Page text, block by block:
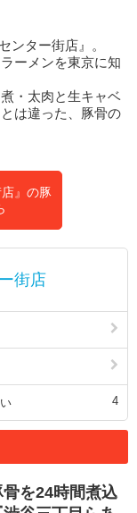
ンター街店』。
ーメンを東京に知
・太肉と生キャベ
は違った、豚骨の
店』の豚
街店
4
骨を24時間煮込